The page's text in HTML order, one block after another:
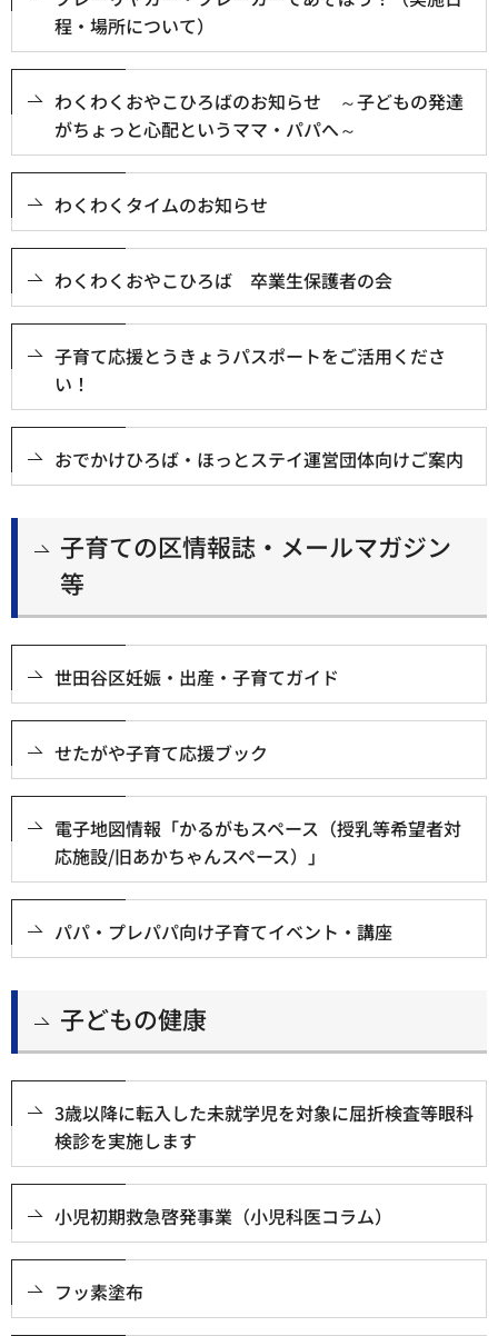
程・場所について）
わくわくおやこひろばのお知らせ ～子どもの発達
がちょっと心配というママ・パパへ～
わくわくタイムのお知らせ
わくわくおやこひろば 卒業生保護者の会
子育て応援とうきょうパスポートをご活用くださ
い！
おでかけひろば・ほっとステイ運営団体向けご案内
子育ての区情報誌・メールマガジン
等
世田谷区妊娠・出産・子育てガイド
せたがや子育て応援ブック
電子地図情報「かるがもスペース（授乳等希望者対
応施設/旧あかちゃんスペース）」
パパ・プレパパ向け子育てイベント・講座
子どもの健康
3歳以降に転入した未就学児を対象に屈折検査等眼科
検診を実施します
小児初期救急啓発事業（小児科医コラム）
フッ素塗布